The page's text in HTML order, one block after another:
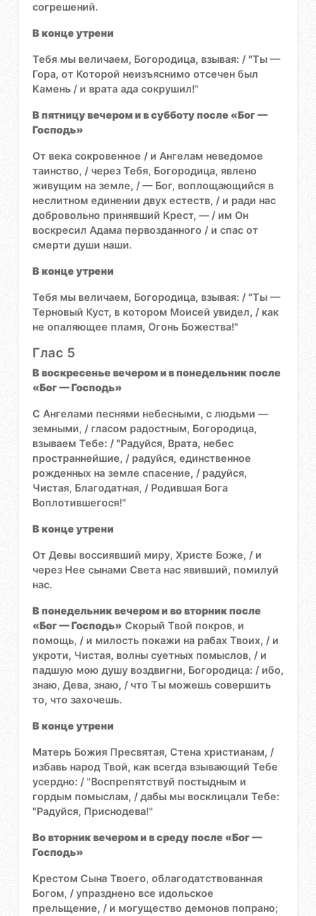
согрешений.
В конце утрени
Тебя мы величаем, Богородица, взывая: / "Ты —
Гора, от Которой неизъяснимо отсечен был
Камень / и врата ада сокрушил!"
В пятницу вечером и в субботу после «Бог —
Господь»
От века сокровенное / и Ангелам неведомое
таинство, / через Тебя, Богородица, явлено
живущим на земле, / — Бог, воплощающийся в
неслитном единении двух естеств, / и ради нас
добровольно принявший Крест, — / им Он
воскресил Адама первозданного / и спас от
смерти души наши.
В конце утрени
Тебя мы величаем, Богородица, взывая: / "Ты —
Терновый Куст, в котором Моисей увидел, / как
не опаляющее пламя, Огонь Божества!"
Глас 5
В воскресенье вечером и в понедельник после
«Бог — Господь»
С Ангелами песнями небесными, с людьми —
земными, / гласом радостным, Богородица,
взываем Тебе: / "Радуйся, Врата, небес
пространнейшие, / радуйся, единственное
рожденных на земле спасение, / радуйся,
Чистая, Благодатная, / Родившая Бога
Воплотившегося!"
В конце утрени
От Девы воссиявший миру, Христе Боже, / и
через Нее сынами Света нас явивший, помилуй
нас.
В понедельник вечером и во вторник после
«Бог — Господь» Скорый Твой покров, и
помощь, / и милость покажи на рабах Твоих, / и
укроти, Чистая, волны суетных помыслов, / и
падшую мою душу воздвигни, Богородица: / ибо,
знаю, Дева, знаю, / что Ты можешь совершить
то, что захочешь.
В конце утрени
Матерь Божия Пресвятая, Стена христианам, /
избавь народ Твой, как всегда взывающий Тебе
усердно: / "Воспрепятствуй постыдным и
гордым помыслам, / дабы мы восклицали Тебе:
"Радуйся, Приснодева!"
Во вторник вечером и в среду после «Бог —
Господь»
Крестом Сына Твоего, облагодатствованная
Богом, / упразднено все идольское
прельщение, / и могущество демонов попрано;